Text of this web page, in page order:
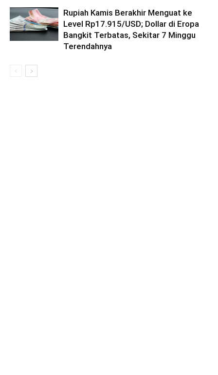
Rupiah Kamis Berakhir Menguat ke
Level Rp17.915/USD; Dollar di Eropa
Bangkit Terbatas, Sekitar 7 Minggu
Terendahnya